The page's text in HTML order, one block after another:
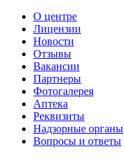
О центре
Лицензии
Новости
Отзывы
Вакансии
Партнеры
Фотогалерея
Аптека
Реквизиты
Надзорные органы
Вопросы и ответы